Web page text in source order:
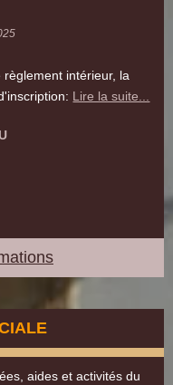
règlement intérieur, la
Lire la suite...
aides et activités du